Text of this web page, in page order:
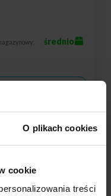
O plikach cookies
cookie
treści
średnio
Zakopiańska 2C, 30-418
PC black 1 m.